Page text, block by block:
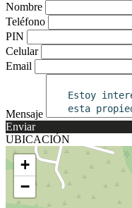
Nombre
Teléfono
PIN
Celular
Email
Mensaje
Enviar
UBICACIÓN
+
−